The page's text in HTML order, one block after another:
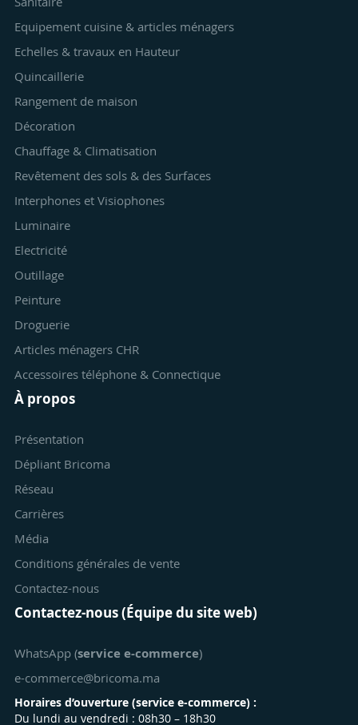
Equipement cuisine & articles ménagers
Echelles & travaux en Hauteur
Quincaillerie
Rangement de maison
Décoration
Chauffage & Climatisation
Revêtement des sols & des Surfaces
Interphones et Visiophones
Luminaire
Electricité
Outillage
Peinture
Droguerie
Articles ménagers CHR
Accessoires téléphone & Connectique
À propos
Présentation
Dépliant Bricoma
Réseau
Carrières
Média
Conditions générales de vente
Contactez-nous
Contactez-nous (Équipe du site web)
WhatsApp (service e-commerce)
e-commerce@bricoma.ma
Horaires d’ouverture (service e-commerce) :
Du lundi au vendredi : 08h30 – 18h30